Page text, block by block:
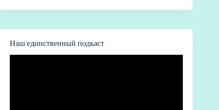
Наш единственный подкаст